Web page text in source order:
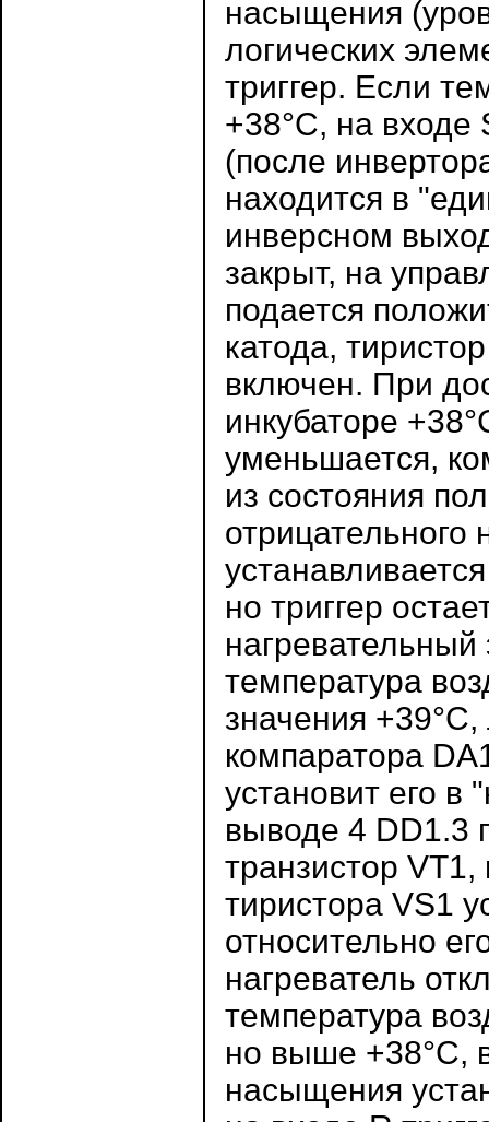
насыщения
логических
триггер. Если
+38°С, на входе
(после
находится в
инверсном
закрыт, на
подается
катода,
включен. При
инкубаторе
уменьшается,
из состояния
но триггер
температура
значения +39°С,
компаратора
установит его в
выводе 4 DD1.3
транзистор
тиристора VS1
относительно
нагреватель
температура
но выше +38°С,
насыщения